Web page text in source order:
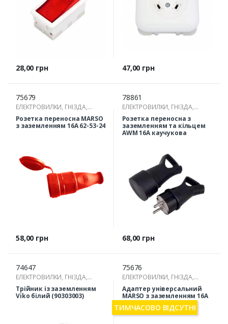
Ціна
28,00 грн Ціна
47,00 грн
75679
ЕЛЕКТРОВИЛКИ, ГНІЗДА,
РОЗГАЛУЖУВАЧІ
Розетка переносна MARSO
з заземленням 16А 62-53-24
Ціна
58,00 грн
78861
ЕЛЕКТРОВИЛКИ, ГНІЗДА,
РОЗГАЛУЖУВАЧІ
Розетка переносна з
заземленням та кільцем
AWM 16А каучукова
Ціна
68,00 грн
74647
ЕЛЕКТРОВИЛКИ, ГНІЗДА,
РОЗГАЛУЖУВАЧІ
Трійник із заземленням
Viko білий (90303003)
75676
ЕЛЕКТРОВИЛКИ, ГНІЗДА,
РОЗГАЛУЖУВАЧІ
Адаптер універсальний
MARSO з заземленням 16А
62-23-05
ТИМЧАСОВО ВІДСУТНІ